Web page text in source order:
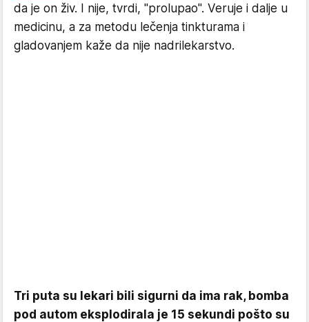
da je on živ. I nije, tvrdi, "prolupao". Veruje i dalje u
medicinu, a za metodu lečenja tinkturama i
gladovanjem kaže da nije nadrilekarstvo.
Tri puta su lekari bili sigurni da ima rak, bomba
pod autom eksplodirala je 15 sekundi pošto su